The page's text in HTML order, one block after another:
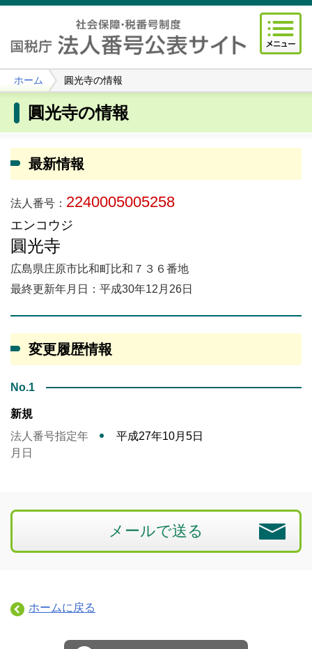
ホーム 圓光寺の情報
圓光寺の情報
最新情報
法人番号： 2240005005258
エンコウジ
圓光寺
広島県庄原市比和町比和７３６番地
最終更新年月日：平成30年12月26日
変更履歴情報
No.1
新規
法人番号指定年
月日
平成27年10月5日
メールで送る
ホームに戻る